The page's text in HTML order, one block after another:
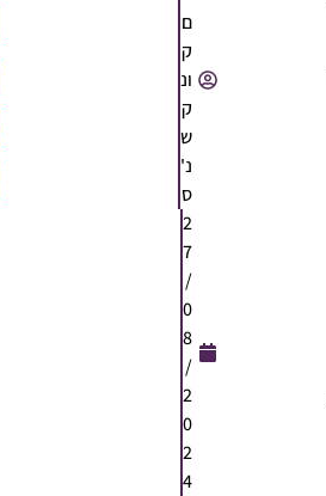
ם
ק
ונ
ק
ש
נ'
ס
2
7
/
0
8
/
2
0
2
4